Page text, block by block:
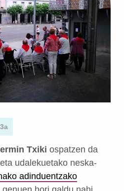
Txiki ospatzen da
udalekuetako neska-
adinduentzako